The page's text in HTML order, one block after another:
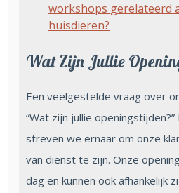
workshops gerelateerd
huisdieren?
Wat Zijn Jullie
Een veelgestelde vraag over
“Wat zijn jullie
streven we ernaar om onze
van dienst te zijn. Onze
dag en kunnen ook afhankelijk